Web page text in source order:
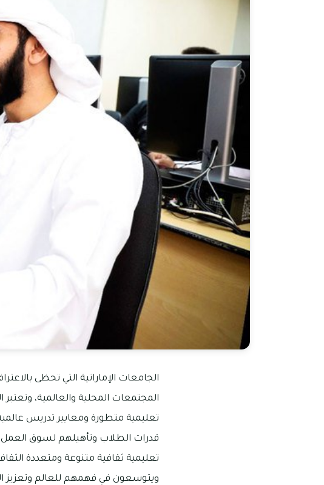
الجامعات الإماراتية التي تحظى
المجتمعات المحلية والعالمية، وتعتبر
تعليمية متطورة ومعايير تدريس
قدرات الطلاب وتأهيلهم لسوق العمل
تعليمية ثقافية متنوعة ومتعددة
ويتوسعون في فهمهم للعالم وتعزيز